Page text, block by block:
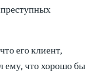
его клиент,
ему, что хорошо бы